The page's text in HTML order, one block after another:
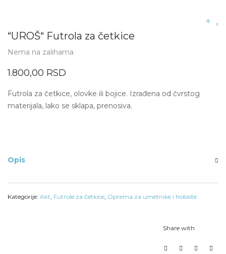
“UROŠ“ Futrola za četkice
Nema na zalihama
1.800,00 RSD
Futrola za četkice, olovke ili bojice. Izrađena od čvrstog
materijala, lako se sklapa, prenosiva.
Opis
Kategorije: Akt, Futrole za četkice, Oprema za umetnike i hobiste
Share with